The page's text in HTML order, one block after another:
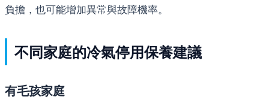
負擔，也可能增加異常與故障機率。
不同家庭的冷氣停用保養建議
有毛孩家庭